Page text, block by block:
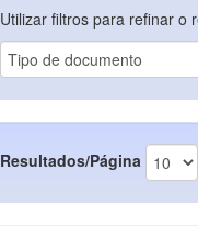
Utilizar filtros para refinar o
Resultados/Página